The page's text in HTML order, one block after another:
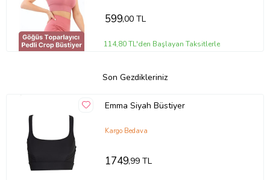
599,00 TL
114,80 TL'den Başlayan Taksitlerle
Son Gezdikleriniz
Emma Siyah Büstiyer
Kargo Bedava
1749,99 TL